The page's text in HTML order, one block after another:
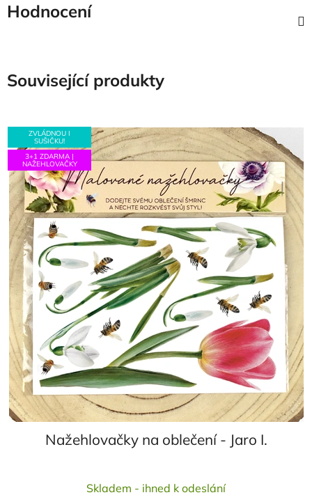
Hodnocení
Související produkty
ZVLÁDNOU I
SUŠIČKU!
3+1 ZDARMA |
NAŽEHLOVAČKY
Nažehlovačky na oblečení - Jaro I.
hodnocení
Skladem - ihned k odeslání